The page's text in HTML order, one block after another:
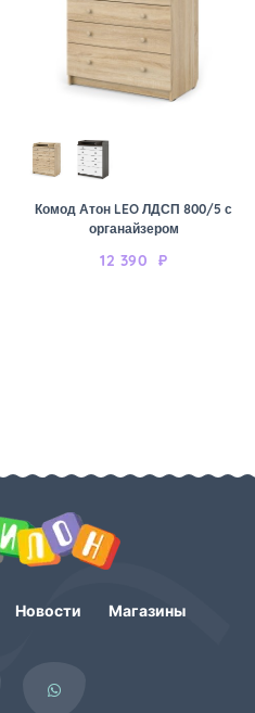
Комод Атон LEO ЛДСП 800/5 с
органайзером
12 390 ₽
Новости Магазины